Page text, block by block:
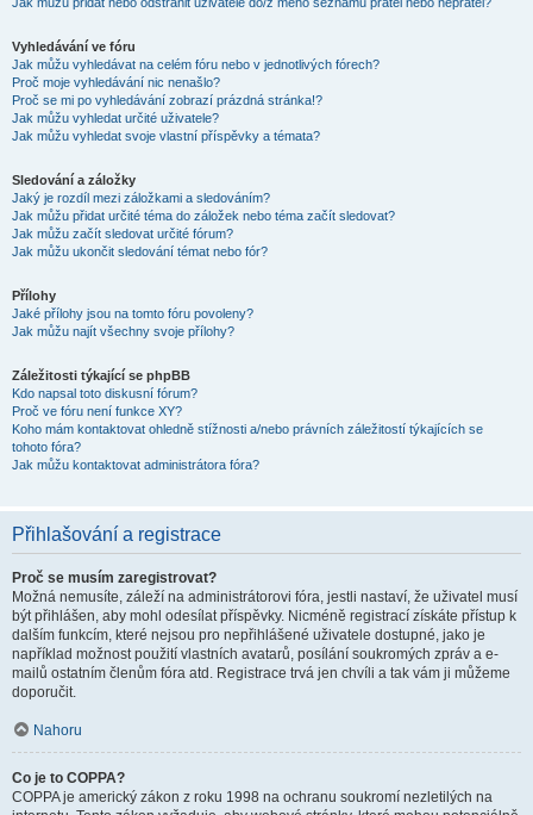
Vyhledávání ve fóru
Jak můžu vyhledávat na celém fóru nebo v jednotlivých fórech?
Proč moje vyhledávání nic nenašlo?
Proč se mi po vyhledávání zobrazí prázdná stránka!?
Jak můžu vyhledat určité uživatele?
Jak můžu vyhledat svoje vlastní příspěvky a témata?
Sledování a záložky
Jaký je rozdíl mezi záložkami a sledováním?
Jak můžu přidat určité téma do záložek nebo téma začít sledovat?
Jak můžu začít sledovat určité fórum?
Jak můžu ukončit sledování témat nebo fór?
Přílohy
Jaké přílohy jsou na tomto fóru povoleny?
Jak můžu najít všechny svoje přílohy?
Záležitosti týkající se phpBB
Kdo napsal toto diskusní fórum?
Proč ve fóru není funkce XY?
Koho mám kontaktovat ohledně stížnosti a/nebo právních záležitostí týkajících se
tohoto fóra?
Jak můžu kontaktovat administrátora fóra?
Přihlašování a registrace
Proč se musím zaregistrovat?
Možná nemusíte, záleží na administrátorovi fóra, jestli nastaví, že uživatel musí
být přihlášen, aby mohl odesílat příspěvky. Nicméně registrací získáte přístup k
dalším funkcím, které nejsou pro nepřihlášené uživatele dostupné, jako je
například možnost použití vlastních avatarů, posílání soukromých zpráv a e-
mailů ostatním členům fóra atd. Registrace trvá jen chvíli a tak vám ji můžeme
doporučit.
Nahoru
Co je to COPPA?
COPPA je americký zákon z roku 1998 na ochranu soukromí nezletilých na